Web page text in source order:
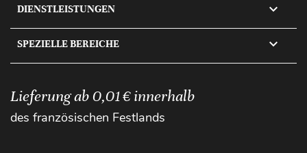
DIENSTLEISTUNGEN 
SPEZIELLE BEREICHE 
Lieferung ab 0,01 € innerhalb
des französischen Festlands